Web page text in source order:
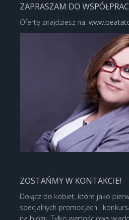
ZAPRASZAM DO
Ofertę znajdziesz na:
ZOSTAŃMY W KONTAKCIE!
Dołącz do kobiet, które jako
specjalnych promocjach i